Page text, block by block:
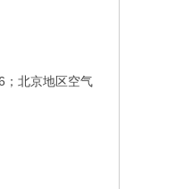
；北京地区空气